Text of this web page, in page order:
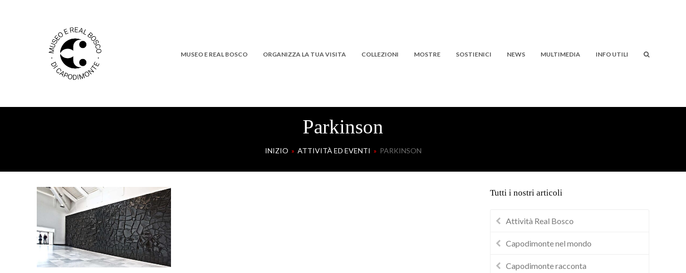
MUSEO E REAL BOSCO ORGANIZZA LA TUA VISITA COLLEZIONI MOSTRE SOSTIENICI NEWS MULTIMEDIA INFO UTILI
Parkinson
INIZIO » ATTIVITÀ ED EVENTI » PARKINSON
Tutti i nostri articoli
Attività Real Bosco
Capodimonte nel mondo
Capodimonte racconta